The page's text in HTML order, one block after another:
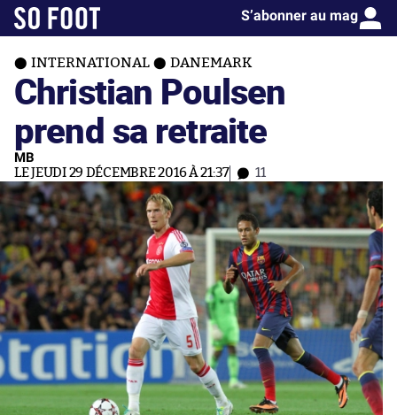
S’abonner au mag
INTERNATIONAL DANEMARK
Christian Poulsen
prend sa retraite
MB
LE JEUDI 29 DÉCEMBRE 2016 À 21:37 11